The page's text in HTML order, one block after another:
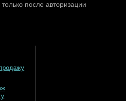
после авторизации